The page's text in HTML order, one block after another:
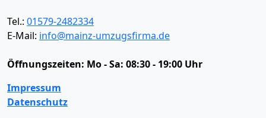
Tel.: 01579-2482334
E-Mail: info@mainz-umzugsfirma.de
Öffnungszeiten: Mo - Sa: 08:30 - 19:00 Uhr
Impressum
Datenschutz